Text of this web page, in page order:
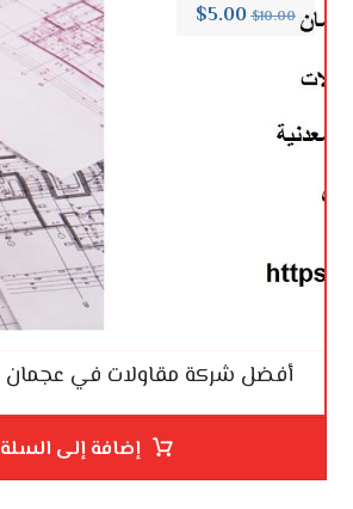
أفضل شركة مقاولات في عجمان
$10.00
$5.00
إضافة إلى السلة